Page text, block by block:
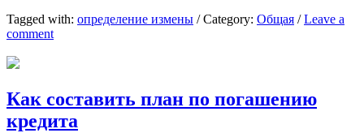
Tagged with: определение измены / Category: Общая / Leave a
comment
Как составить план по погашению
кредита